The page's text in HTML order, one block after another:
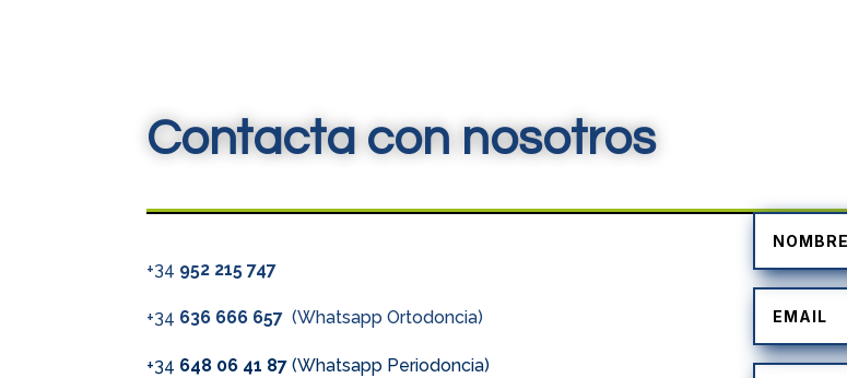
Contacta con nosotros
+34 952 215 747
+34 636 666 657(Whatsapp Ortodoncia)
+34 648 06 41 87 (Whatsapp Periodoncia)